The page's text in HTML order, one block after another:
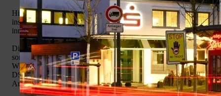
Hierdurch soll der Schutz von personenbezogenen Daten
insgesamt sichergestellt werden und der freie Datenverkehr
innerhalb der EU gewährleistet werden.
Die Wahrung des persönlichen Datenschutzes sowie die
sonstige Privatsphäre der Bürger und Kunden nimmt die Stadt
Wiehl sehr ernst. Hierzu wird auch auf die aufgeführte EU-
DSGVO und das Dokument zur Informationspflicht nach
Artikel 13 und 14 der Grundverordnung verwiesen.